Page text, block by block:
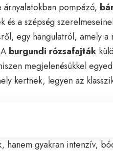
pompázó,
a szépség
egy hangulatról, amely a
burgundi rózsafajták
megjelenésükkel
kertnek, legyen az
hanem gyakran intenzív,